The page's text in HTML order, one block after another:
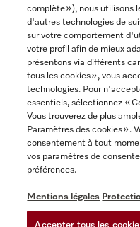
Informations légales
CGV
Conditions d’utilisation
Déclaration d'accessibilité
Digital Services Act
Miele sur Facebook
Miele sur Youtube
Miele sur
complète »), nous utilisons
d'autres technologies de
sur votre comportement
votre profil afin de mieux
présentons via différents
tous les cookies », vous
technologies. Pour
essentiels, sélectionnez «
Vous trouverez de plus
Paramètres des cookies ».
consentement à tout
vos paramètres de
préférences.
Mentions légales